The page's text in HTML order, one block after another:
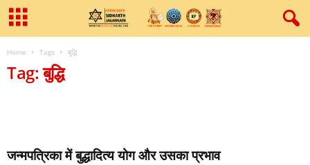
Home Tags बुद्धि
Tag: बुद्धि
जन्‍मपत्रिका में बुद्धादित्‍य योग और उसका प्रभाव